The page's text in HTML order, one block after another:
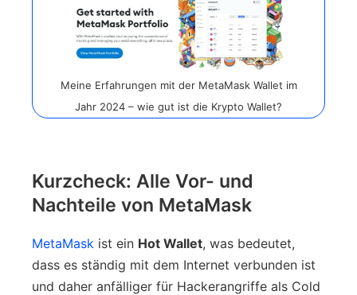
Meine Erfahrungen mit der MetaMask Wallet im
Jahr 2024 – wie gut ist die Krypto Wallet?
Kurzcheck: Alle Vor- und
Nachteile von MetaMask
MetaMask ist ein Hot Wallet, was bedeutet,
dass es ständig mit dem Internet verbunden ist
und daher anfälliger für Hackerangriffe als Cold